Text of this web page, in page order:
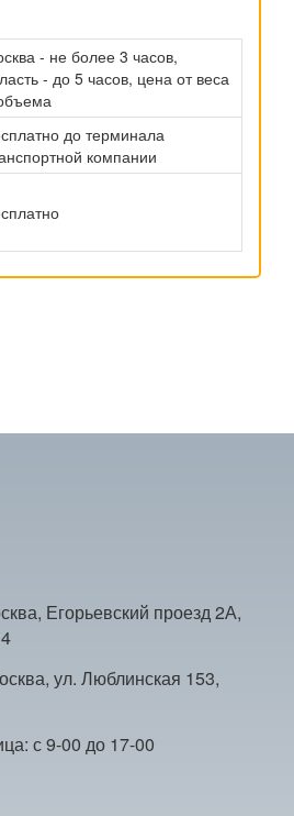
- не более 3 часов,
- до 5 часов, цена от веса
до терминала
компании
Егорьевский проезд 2А,
ул. Люблинская 153,
с 9-00 до 17-00